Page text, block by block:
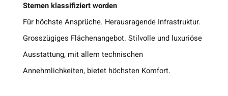
Sternen klassifiziert worden
Für höchste Ansprüche. Herausragende Infrastruktur.
Grosszügiges Flächenangebot. Stilvolle und luxuriöse
Ausstattung, mit allem technischen
Annehmlichkeiten, bietet höchsten Komfort.